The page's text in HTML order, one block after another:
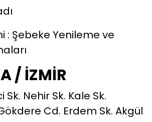
: Şebeke Yenileme ve
/ İZMİR
Nehir Sk. Kale Sk.
Cd. Erdem Sk. Akgül